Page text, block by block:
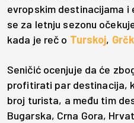
evropskim destinacijama i
se za letnju sezonu
kada je reč o Turskoj,
Seničić ocenjuje da će
profitirati par destinacija,
broj turista, a među tim
Bugarska, Crna Gora,